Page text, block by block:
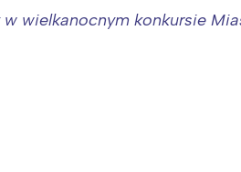
w wielkanocnym konkursie